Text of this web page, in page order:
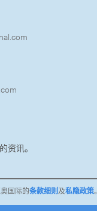
资讯。
国际的条款细则及私隐政策。